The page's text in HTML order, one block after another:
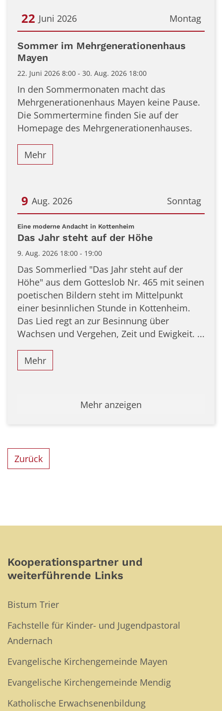
Montag
22 Juni 2026
Datum: 22. Juni 2026
Sommer im Mehrgenerationenhaus
Mayen
22. Juni 2026 8:00 - 30. Aug. 2026 18:00
In den Sommermonaten macht das
Mehrgenerationenhaus Mayen keine Pause.
Die Sommertermine finden Sie auf der
Homepage des Mehrgenerationenhauses.
Mehr
Sonntag
9 Aug. 2026
Datum: 9. August 2026
Eine moderne Andacht in Kottenheim:
Das Jahr steht auf der Höhe
9. Aug. 2026 18:00 - 19:00
Das Sommerlied "Das Jahr steht auf der
Höhe" aus dem Gotteslob Nr. 465 mit seinen
poetischen Bildern steht im Mittelpunkt
einer besinnlichen Stunde in Kottenheim.
Das Lied regt an zur Besinnung über
Wachsen und Vergehen, Zeit und Ewigkeit. ...
Mehr
Mehr anzeigen
Zurück
Kooperationspartner und
weiterführende Links
Bistum Trier
Fachstelle für Kinder- und Jugendpastoral
Andernach
Evangelische Kirchengemeinde Mayen
Evangelische Kirchengemeinde Mendig
Katholische Erwachsenenbildung